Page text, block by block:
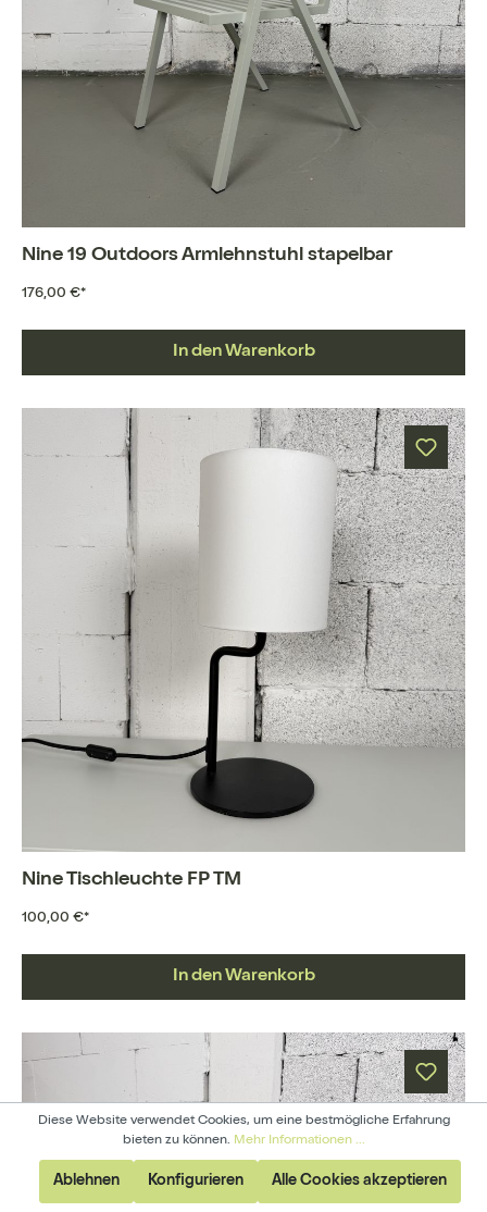
Nine 19 Outdoors Armlehnstuhl stapelbar
176,00 €*
In den Warenkorb
Nine Tischleuchte FP TM
100,00 €*
In den Warenkorb
Diese Website verwendet Cookies, um eine bestmögliche Erfahrung
bieten zu können. Mehr Informationen ...
Ablehnen Konfigurieren Alle Cookies akzeptieren